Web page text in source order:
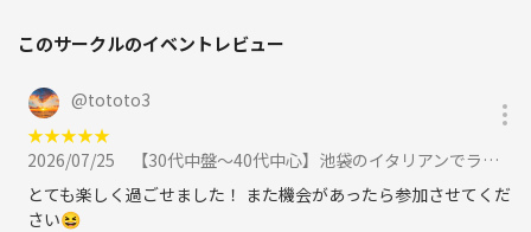
このサークルのイベントレビュー
@tototo3
★★★★★
2026/07/25
【30代中盤〜40代中心】池袋のイタリアンでランチ&動物カフェで動物達と触れ合う体験イベントに参加
とても楽しく過ごせました！ また機会があったら参加させてくだ
さい😆